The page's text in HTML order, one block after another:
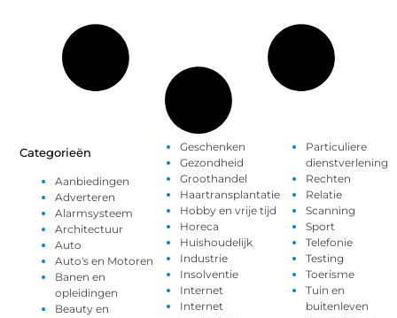
Categorieën
Aanbiedingen
Adverteren
Alarmsysteem
Architectuur
Auto
Auto's en Motoren
Banen en
opleidingen
Beauty en
Geschenken
Gezondheid
Groothandel
Haartransplantatie
Hobby en vrije tijd
Horeca
Huishoudelijk
Industrie
Insolventie
Internet
Internet
Particuliere
dienstverlening
Rechten
Relatie
Scanning
Sport
Telefonie
Testing
Toerisme
Tuin en
buitenleven